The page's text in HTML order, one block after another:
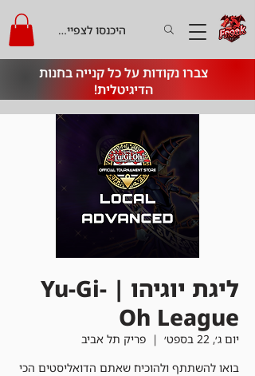
צברו נקודות על כל קנייה בחנות
הדיגיטלית!
היכנסו לצפייה בקרדיט
ליגת יוגיהו | Yu-Gi-
Oh League
יום ג׳, 22 בספט׳
  |
פריק תל אביב
בואו להשתתף ולהוכיח שאתם הדואליסטים הכי